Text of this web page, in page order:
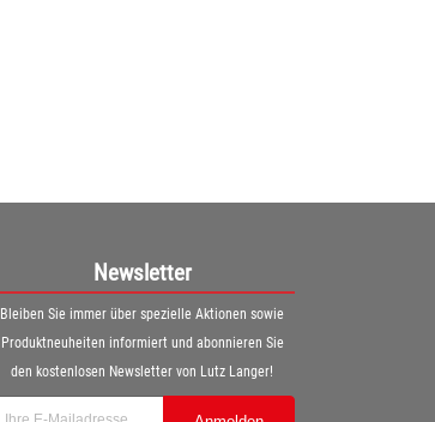
Newsletter
Bleiben Sie immer über spezielle Aktionen sowie
Produktneuheiten informiert und abonnieren Sie
den kostenlosen Newsletter von Lutz Langer!